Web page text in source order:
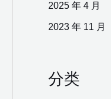
2025 年 4 月
2023 年 11 月
分类